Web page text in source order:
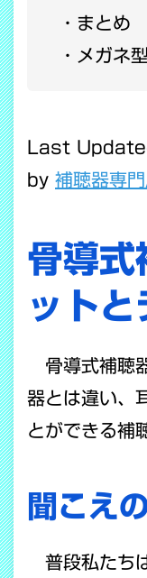
まとめ
メガネ
Last
by 補聴器専
骨導式
ットと
骨導式補聴
器とは違い、
とができる補
聞こえ
普段私たち